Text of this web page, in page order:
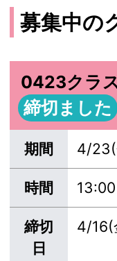
募集中の
0423クラ
締切ました
期間 4/
時間
締切
日
4/16(